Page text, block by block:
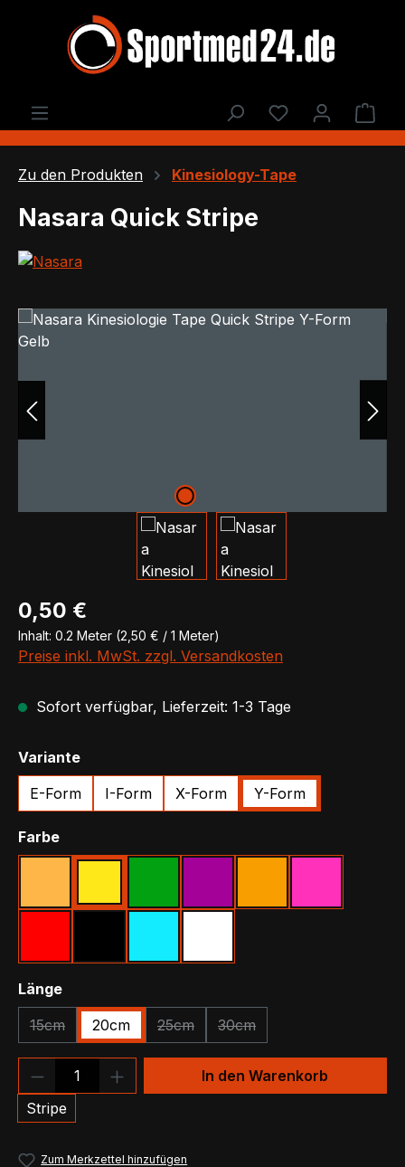
Zum Hauptinhalt springen
Du hast 0
Zu den Produkten Kinesiology-Tape
Nasara Quick Stripe
Bildergalerie überspringen
Regulärer Preis:
0,50 €
Inhalt: 0.2 Meter (2,50 € / 1 Meter)
Preise inkl. MwSt. zzgl. Versandkosten
Sofort verfügbar, Lieferzeit: 1-3 Tage
Varianteauswählen
E-Form I-Form X-Form Y-Form
Farbeauswählen
Längeauswählen
15cm
(Diese Option ist zurzeit nicht verfügbar.)
20cm 25cm
(Diese Option ist zurzeit nicht
30cm
(Diese Option ist zurzeit
Produkt Anzahl: Gib den
Stripe
In den Warenkorb
Zum Merkzettel hinzufügen